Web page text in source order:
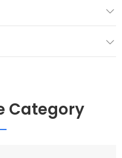
Category